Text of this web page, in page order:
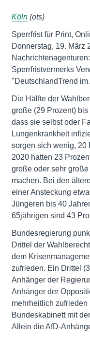
Köln (ots)
Sperrfrist für Print,
Donnerstag, 19. März
Sperrfristvermerks
"DeutschlandTrend
Die Hälfte der
große (29 Prozent)
dass sie selbst oder
Lungenkrankheit
sorgen sich wenig, 20
2020 hatten 23
große oder sehr
machen. Bei den
einer Ansteckung
Jüngeren bis 40
65jährigen sind 43
Bundesregierung
Drittel der
dem
zufrieden. Ein Drittel
Anhänger der
Anhänger der
mehrheitlich
Bundeskabinett mit
Allein die AfD-